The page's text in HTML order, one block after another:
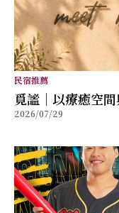
民宿推薦
覓謐｜以療癒空
放鬆的質感生活提案
2026/07/29